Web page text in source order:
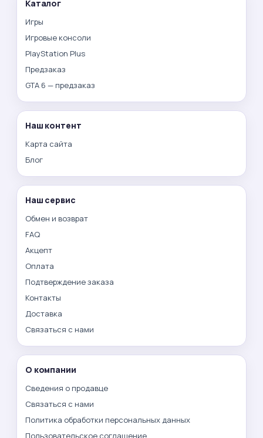
Каталог
Игры
Игровые консоли
PlayStation Plus
Предзаказ
GTA 6 — предзаказ
Наш контент
Карта сайта
Блог
Наш сервис
Обмен и возврат
FAQ
Акцепт
Оплата
Подтверждение заказа
Контакты
Доставка
Связаться с нами
О компании
Сведения о продавце
Связаться с нами
Политика обработки персональных данных
Пользовательское соглашение